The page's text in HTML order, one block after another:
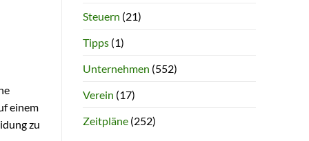
einem
zu
Steuern (21)
Tipps(1)
Unternehmen (552)
Verein (17)
Zeitpläne(252)